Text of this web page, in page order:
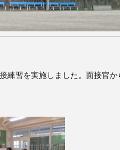
練習を実施しました。面接官か